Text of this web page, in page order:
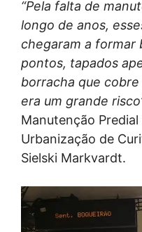
“Pela falta de
longo de anos,
chegaram a formar
pontos, tapados
borracha que
era um grande
Manutenção
Urbanização de
Sielski Markvardt.